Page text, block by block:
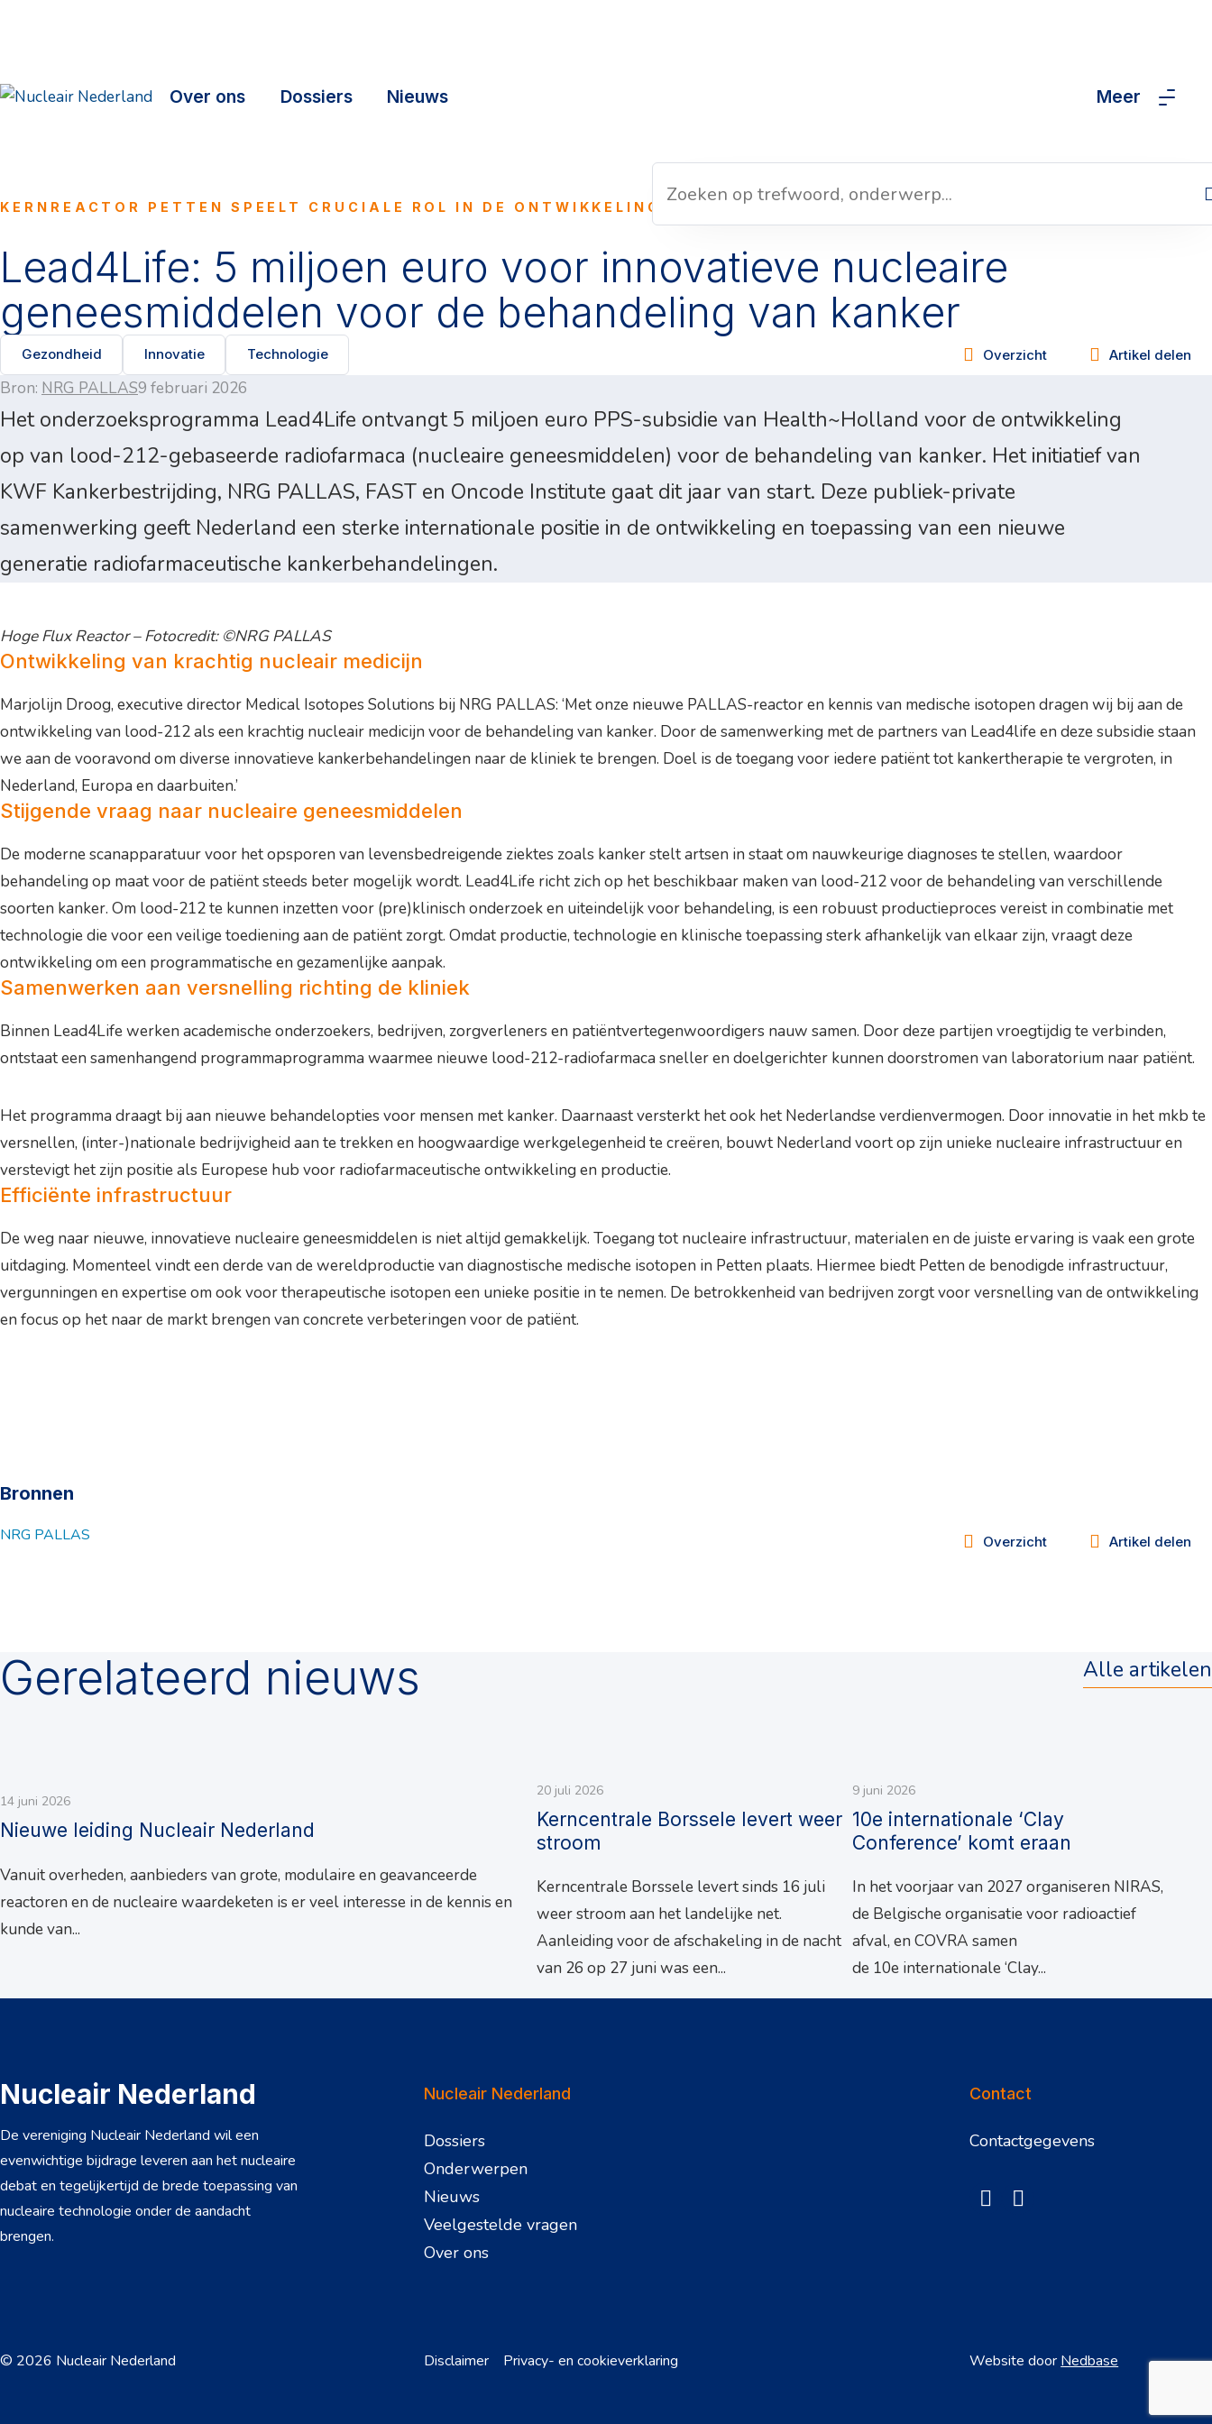
Over ons Dossiers Nieuws Meer
KERNREACTOR PETTEN SPEELT CRUCIALE ROL IN DE ONTWIKKELING VAN NIEUWE NUCLEAIRE MEDICIJNEN
Lead4Life: 5 miljoen euro voor innovatieve nucleaire
geneesmiddelen voor de behandeling van kanker
Gezondheid Innovatie Technologie Overzicht Artikel delen
Bron: NRG PALLAS9 februari 2026
Het onderzoeksprogramma Lead4Life ontvangt 5 miljoen euro PPS-subsidie van Health~Holland voor de ontwikkeling
op van lood-212-gebaseerde radiofarmaca (nucleaire geneesmiddelen) voor de behandeling van kanker. Het initiatief van
KWF Kankerbestrijding, NRG PALLAS, FAST en Oncode Institute gaat dit jaar van start. Deze publiek-private
samenwerking geeft Nederland een sterke internationale positie in de ontwikkeling en toepassing van een nieuwe
generatie radiofarmaceutische kankerbehandelingen.
Hoge Flux Reactor – Fotocredit: ©NRG PALLAS
Ontwikkeling van krachtig nucleair medicijn
Marjolijn Droog, executive director Medical Isotopes Solutions bij NRG PALLAS: ‘Met onze nieuwe PALLAS-reactor en kennis van medische isotopen dragen wij bij aan de
ontwikkeling van lood-212 als een krachtig nucleair medicijn voor de behandeling van kanker. Door de samenwerking met de partners van Lead4life en deze subsidie staan
we aan de vooravond om diverse innovatieve kankerbehandelingen naar de kliniek te brengen. Doel is de toegang voor iedere patiënt tot kankertherapie te vergroten, in
Nederland, Europa en daarbuiten.’
Stijgende vraag naar nucleaire geneesmiddelen
De moderne scanapparatuur voor het opsporen van levensbedreigende ziektes zoals kanker stelt artsen in staat om nauwkeurige diagnoses te stellen, waardoor
behandeling op maat voor de patiënt steeds beter mogelijk wordt. Lead4Life richt zich op het beschikbaar maken van lood-212 voor de behandeling van verschillende
soorten kanker. Om lood-212 te kunnen inzetten voor (pre)klinisch onderzoek en uiteindelijk voor behandeling, is een robuust productieproces vereist in combinatie met
technologie die voor een veilige toediening aan de patiënt zorgt. Omdat productie, technologie en klinische toepassing sterk afhankelijk van elkaar zijn, vraagt deze
ontwikkeling om een programmatische en gezamenlijke aanpak.
Samenwerken aan versnelling richting de kliniek
Binnen Lead4Life werken academische onderzoekers, bedrijven, zorgverleners en patiëntvertegenwoordigers nauw samen. Door deze partijen vroegtijdig te verbinden,
ontstaat een samenhangend programmaprogramma waarmee nieuwe lood-212-radiofarmaca sneller en doelgerichter kunnen doorstromen van laboratorium naar patiënt.
Het programma draagt bij aan nieuwe behandelopties voor mensen met kanker. Daarnaast versterkt het ook het Nederlandse verdienvermogen. Door innovatie in het mkb te
versnellen, (inter-)nationale bedrijvigheid aan te trekken en hoogwaardige werkgelegenheid te creëren, bouwt Nederland voort op zijn unieke nucleaire infrastructuur en
verstevigt het zijn positie als Europese hub voor radiofarmaceutische ontwikkeling en productie.
Efficiënte infrastructuur
De weg naar nieuwe, innovatieve nucleaire geneesmiddelen is niet altijd gemakkelijk. Toegang tot nucleaire infrastructuur, materialen en de juiste ervaring is vaak een grote
uitdaging. Momenteel vindt een derde van de wereldproductie van diagnostische medische isotopen in Petten plaats. Hiermee biedt Petten de benodigde infrastructuur,
vergunningen en expertise om ook voor therapeutische isotopen een unieke positie in te nemen. De betrokkenheid van bedrijven zorgt voor versnelling van de ontwikkeling
en focus op het naar de markt brengen van concrete verbeteringen voor de patiënt.
Bronnen
NRG PALLAS Overzicht Artikel delen
Gerelateerd nieuws Alle artikelen
Nieuwe leiding Nucleair Nederland
14 juni 2026
Vanuit overheden, aanbieders van grote, modulaire en geavanceerde
reactoren en de nucleaire waardeketen is er veel interesse in de kennis en
kunde van...
Kerncentrale Borssele levert weer
stroom
20 juli 2026
Kerncentrale Borssele levert sinds 16 juli
weer stroom aan het landelijke net.
Aanleiding voor de afschakeling in de nacht
van 26 op 27 juni was een...
10e internationale ‘Clay
Conference’ komt eraan
9 juni 2026
In het voorjaar van 2027 organiseren NIRAS,
de Belgische organisatie voor radioactief
afval, en COVRA samen
de 10e internationale ‘Clay...
Nucleair Nederland
De vereniging Nucleair Nederland wil een
evenwichtige bijdrage leveren aan het nucleaire
debat en tegelijkertijd de brede toepassing van
nucleaire technologie onder de aandacht
brengen.
Nucleair Nederland
Dossiers
Onderwerpen
Nieuws
Veelgestelde vragen
Over ons
Contact
Contactgegevens
© 2026 Nucleair Nederland Disclaimer Privacy- en cookieverklaring Website door Nedbase